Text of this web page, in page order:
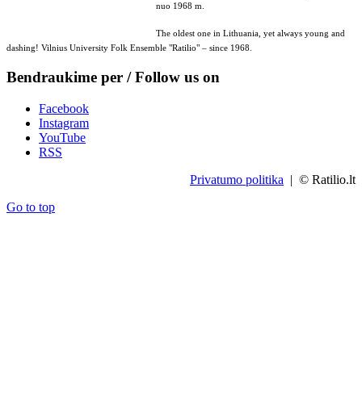
nuo 1968 m.
The oldest one in Lithuania, yet always young and
dashing! Vilnius University Folk Ensemble "Ratilio" – since 1968.
Bendraukime per / Follow us on
Facebook
Instagram
YouTube
RSS
Privatumo politika | © Ratilio.lt
Go to top